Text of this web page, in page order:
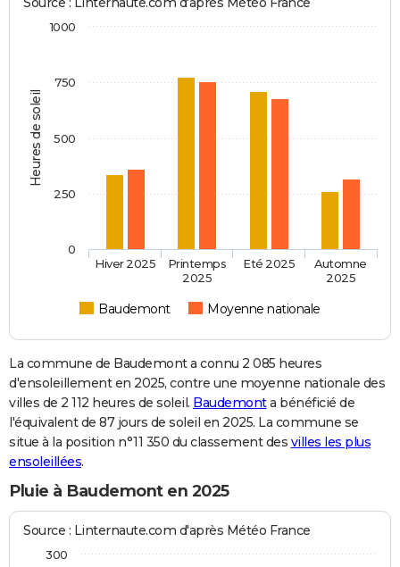
Heures de soleil
Baudemont Moyenne nationale
Hiver 2025
Printemps
2025
Eté 2025
Automne
2025
0
1000
250
500
750
La commune de Baudemont a connu 2 085 heures
d'ensoleillement en 2025, contre une moyenne nationale des
villes de 2 112 heures de soleil. Baudemonta bénéficié de
l'équivalent de 87 jours de soleil en 2025. La commune se
situe à la position n°11 350 du classement des villes les plus
ensoleillées.
Pluie à Baudemont en 2025
Source : Linternaute.com d'après Météo France
300